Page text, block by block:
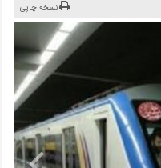
نسخه چاپی